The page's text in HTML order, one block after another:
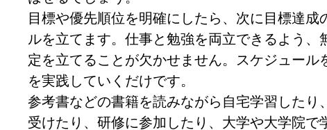
目標や優先順位を明確にしたら、次に目標達成
ルを立てます。仕事と勉強を両立できるよう、
定を立てることが欠かせません。スケジュール
を実践していくだけです。
参考書などの書籍を読みながら自宅学習したり
受けたり、研修に参加したり、大学や大学院で